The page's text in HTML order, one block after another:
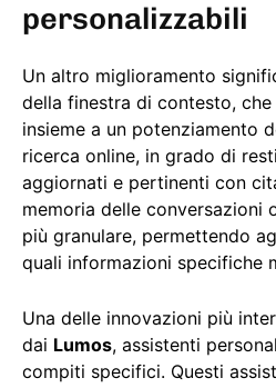
personalizzabili
Un altro miglioramento
della finestra di contesto,
insieme a un potenziamento
ricerca online, in grado di
aggiornati e pertinenti con
memoria delle conversazioni
più granulare, permettendo
quali informazioni specifiche
Una delle innovazioni più
dai Lumos, assistenti
compiti specifici. Questi